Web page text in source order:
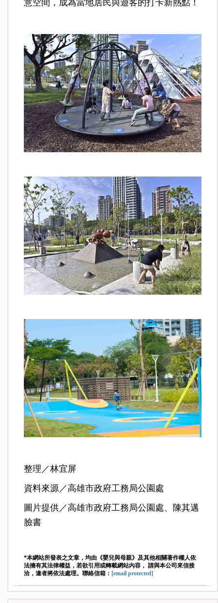
意空間，成為當地居民與遊客的打卡新熱點！
整理／林宜屏
資料來源／高雄市政府工務局公園處
圖片提供／高雄市政府工務局公園處、陳其邁
臉書
*本網站所發表之文章，均由《嬰兒與母親》及其他相關著作權人依
法擁有其法律權益，若欲引用或轉載網站內容， 請與本公司來信接
洽，違者將依法處理。聯絡信箱： [email protected]